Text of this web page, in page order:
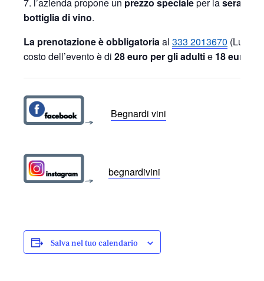
bottiglia di vino.
La prenotazione è obbligatoriaal 333 2013670 (Luca)
costo dell’evento è di 28 euro per gli adultie 18 euro
Begnardi vini
begnardivini
Salva nel tuo calendario